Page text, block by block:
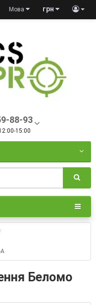
грн
Мова
88-93
15:00
Беломо